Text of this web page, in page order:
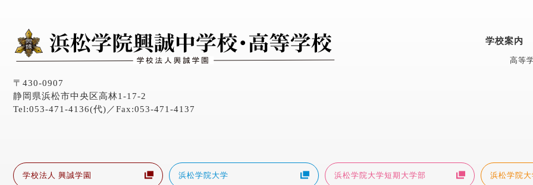
〒430-0907
静岡県浜松市中央区高林1-17-2
Tel:053-471-4136(代)／Fax:053-471-4137
学校案内
高等
学校法人 興誠学園 浜松学院大学 浜松学院大学短期大学部 浜松学院